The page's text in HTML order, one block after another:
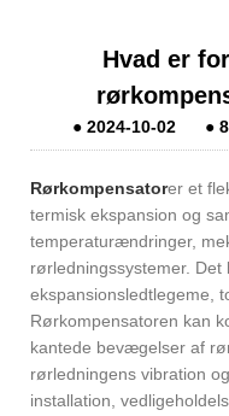
Hvad er
● 2024-10-02 ● 8
Rørkompensatorer et
termisk ekspansion og
temperaturændringer,
rørledningssystemer.
ekspansionsledtlegeme,
Rørkompensatoren kan
kantede bevægelser af
rørledningens vibration
installation,